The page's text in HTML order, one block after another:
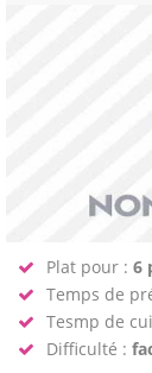
Plat pour : 6
Temps de
Tesmp de
Difficulté :